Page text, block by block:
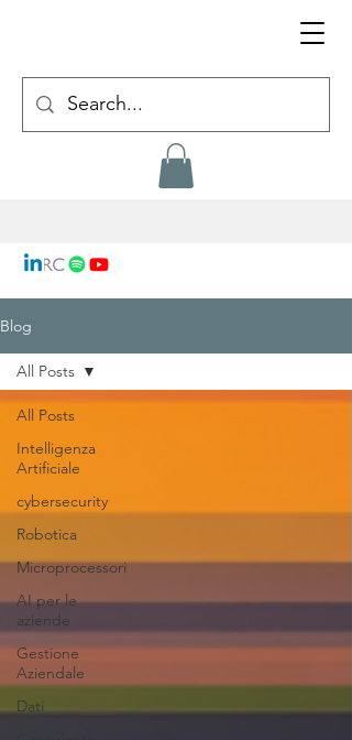
Blog
All Posts
Intelligenza
Artificiale
cybersecurity
Robotica
Microprocessori
AI per le
aziende
Gestione
Aziendale
Dati
All Posts